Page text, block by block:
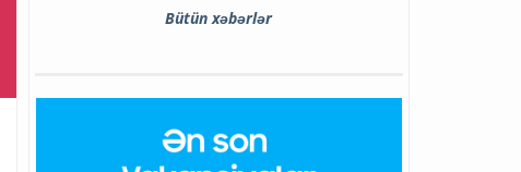
Bütün xəbərlər